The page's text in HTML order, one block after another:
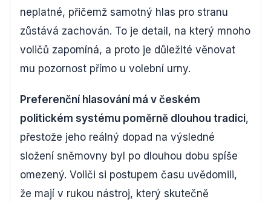
neplatné, přičemž samotný hlas pro stranu
zůstává zachován. To je detail, na který mnoho
voličů zapomíná, a proto je důležité věnovat
mu pozornost přímo u volební urny.
Preferenční hlasování má v českém
politickém systému poměrně dlouhou tradici,
přestože jeho reálný dopad na výsledné
složení sněmovny byl po dlouhou dobu spíše
omezený. Voliči si postupem času uvědomili,
že mají v rukou nástroj, který skutečně